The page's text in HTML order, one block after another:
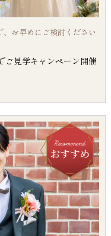
お早めにご検討ください
ご見学キャンペーン開催